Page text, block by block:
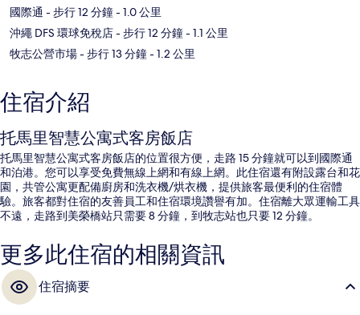
國際通 - 步行 12 分鐘- 1.0 公里
沖繩 DFS 環球免稅店- 步行 12 分鐘- 1.1 公里
牧志公營市場- 步行 13 分鐘- 1.2 公里
住宿介紹
托馬里智慧公寓式客房飯店
托馬里智慧公寓式客房飯店的位置很方便，走路 15 分鐘就可以到國際通
和泊港。您可以享受免費無線上網和有線上網。此住宿還有附設露台和花
園，共管公寓更配備廚房和洗衣機/烘衣機，提供旅客最便利的住宿體
驗。旅客都對住宿的友善員工和住宿環境讚譽有加。住宿離大眾運輸工具
不遠，走路到美榮橋站只需要 8 分鐘，到牧志站也只要 12 分鐘。
更多此住宿的相關資訊
住宿摘要